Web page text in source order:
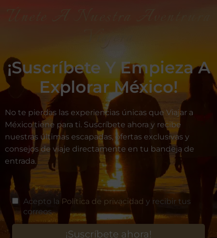
Viajera
¡Suscríbete Y Empieza A
Explorar México!
No te pierdas las experiencias únicas que Viajar a
México tiene para ti. Suscríbete ahora y recibe
nuestras últimas escapadas, ofertas exclusivas y
consejos de viaje directamente en tu bandeja de
entrada.